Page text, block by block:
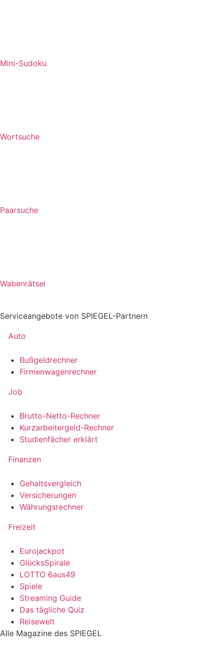
Mini-Sudoku
Wortsuche
Paarsuche
Wabenrätsel
Serviceangebote von SPIEGEL-Partnern
Auto
Bußgeldrechner
Firmenwagenrechner
Job
Brutto-Netto-Rechner
Kurzarbeitergeld-Rechner
Studienfächer erklärt
Finanzen
Gehaltsvergleich
Versicherungen
Währungsrechner
Freizeit
Eurojackpot
GlücksSpirale
LOTTO 6aus49
Spiele
Streaming Guide
Das tägliche Quiz
Reisewelt
Alle Magazine des SPIEGEL